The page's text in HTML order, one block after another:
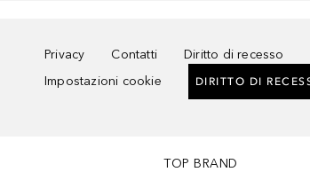
Privacy Contatti Diritto di recesso
Impostazioni cookie
DIRITTO DI
TOP BRAND